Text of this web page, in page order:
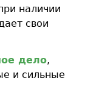
наличии
свои
дело,
и сильные